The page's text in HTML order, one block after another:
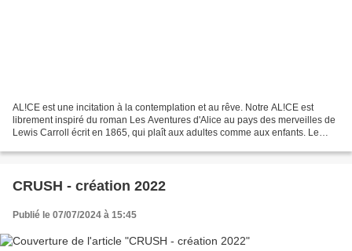
AL!CE est une incitation à la contemplation et au rêve. Notre AL!CE est
librement inspiré du roman Les Aventures d'Alice au pays des merveilles de
Lewis Carroll écrit en 1865, qui plaît aux adultes comme aux enfants. Le
CRUSH - création 2022
Publié le 07/07/2024 à 15:45